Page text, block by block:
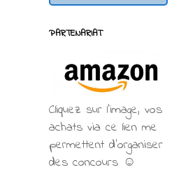
PARTENARIAT
Cliquez sur l'image, vos
achats via ce lien me
permettent d’organiser
des concours ☺